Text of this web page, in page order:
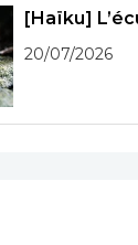
[Haïku]
20/07/2026